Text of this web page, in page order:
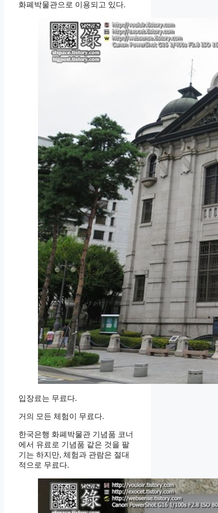
화폐박물관으로 이용되고 있다.
입장료는 무료다.
거의 모든 체험이 무료다.
한국은행 화폐박물관 기념품 코너
에서 유료로 기념품 같은 것을 팔
기는 하지만, 체험과 관람은 절대
적으로 무료다.